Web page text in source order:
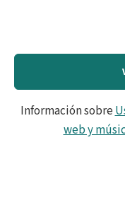
Información sobre
web y